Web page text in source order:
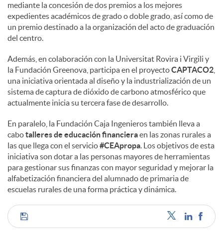
mediante la concesión de dos premios a los mejores
expedientes académicos de grado o doble grado, así como de
un premio destinado a la organización del acto de graduación
del centro.
Además, en colaboración con la Universitat Rovira i Virgili y
la Fundación Greenova, participa en el proyectoCAPTACO2
una iniciativa orientada al diseño y la industrialización de un
sistema de captura de dióxido de carbono atmosférico que
actualmente inicia su tercera fase de desarrollo.
En paralelo, la Fundación Caja Ingenieros también lleva a
cabotalleres de educación financieraen las zonas rurales a
las que llega con el servicio#CEApropa. Los objetivos de esta
iniciativa son dotar a las personas mayores de herramientas
para gestionar sus finanzas con mayor seguridad y mejorar la
alfabetización financiera del alumnado de primaria de
escuelas rurales de una forma práctica y dinámica.
C